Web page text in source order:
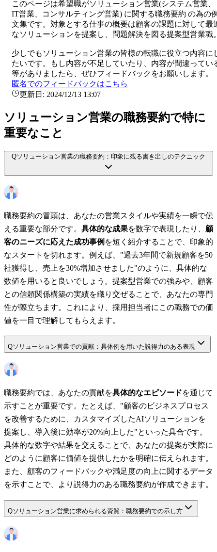
このページは希望職がソリューション営業(システム営業、
IT営業、コンサルティング営業) に関する職務要約 の為の
文集です。対象とする仕事の概要は顧客の課題に対して最
なソリューションを提案し、問題解決を図る提案型営業職
少しでも ソリューション営業の皆様の転職に役立つ内容に
たいです。もし内容が不足していたり、内容が間違ってい
等がありましたら、ぜひフィードバックをお願いします。
匿名でのフィードバックはこちら
更新日: 2024/12/13 13:07
ソリューション営業の職務要約で特に
重要なこと
Qソリューション営業の職務要約：印象に残る書き出しのテクニック
職務要約の冒頭は、あなたの営業スタイルや実績を一瞬で伝
える重要な部分です。 具体的な成果を数字で表現したり、 顧
客のニーズに応えた成功事例 を短く紹介することで、印象的
なスタートを切れます。例えば、"過去3年間で新規顧客を50
社獲得し、売上を30%増加させました"のように、具体的な
数値を用いると良いでしょう。提案型営業での強みや、顧客
との信頼関係構築の実績を織り交ぜることで、あなたの専門
性が際立ちます。これにより、採用担当者にこの職務での価
値を一目で理解してもらえます。
Qソリューション営業での貢献：具体例を用いた説得力のある表現
職務要約では、あなたの貢献を具体的なエピソードを通じて
示すことが重要です。たとえば、"顧客のビジネスプロセス
を改善するために、カスタマイズしたAIソリューションを
提案し、導入後に効率が20%向上した"といった具合です。
具体的な数字や結果を交えることで、あなたの提案が実際に
どのように顧客に価値を提供したかを明確に伝えられます。
また、顧客のフィードバックや満足度の向上に関するデータ
を示すことで、より説得力のある職務要約が作成できます。
Qソリューション営業に求められる資質：職務要約での示し方